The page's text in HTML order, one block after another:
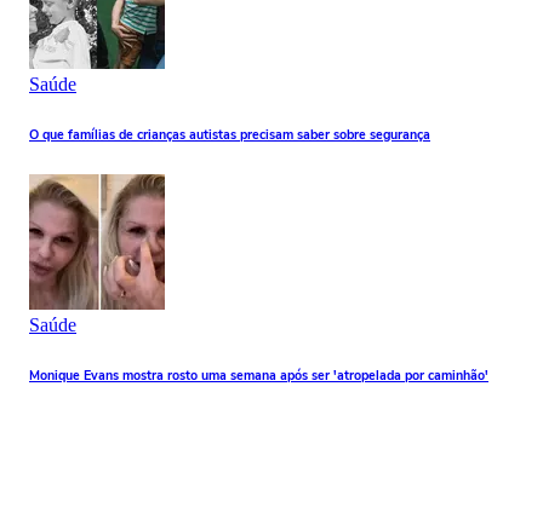
Saúde
O que famílias de crianças autistas precisam saber sobre segurança
Saúde
Monique Evans mostra rosto uma semana após ser 'atropelada por caminhão'